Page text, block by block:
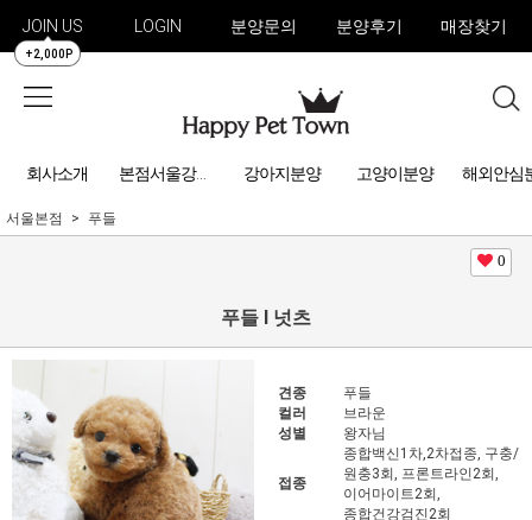
JOIN US
+2,000P
LOGIN 분양문의 분양후기 매장찾기
회사소개 본점서울강아지분양 강아지분양 고양이분양 해외안심
서울본점 푸들
0
푸들 l 넛츠
견종
푸들
컬러
브라운
성별
왕자님
접종
종합백신1차,2차접종, 구충/
원충3회, 프론트라인2회,
이어마이트2회,
종합건강검진2회